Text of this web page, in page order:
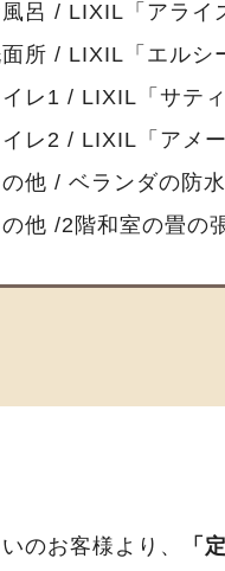
呂 / LIXIL「アライ
所 / LIXIL「エルシ
イレ1 / LIXIL「サティ
イレ2 / LIXIL「アメ
他 / ベランダの防水
他 /2階和室の畳の
のお客様より、
「